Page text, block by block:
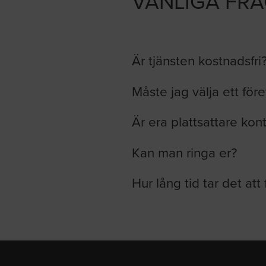
Är tjänsten
Måste jag välja ett
Är era plattsattare
Kan man ringa er?
Hur lång tid tar det att